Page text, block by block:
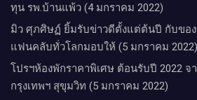
ทุน รพ.บ้านแพ้ว (4 มกราคม 2022)
มิว ศุภศิษฏ์ ยิ้มรับข่าวดีตั้งแต่ต้นปี กับขอ
แฟนคลับทั่วโลกมอบให้ (5 มกราคม 2022)
โปรฯห้องพักราคาพิเศษ ต้อนรับปี 2022 จ
กรุงเทพฯ สุขุมวิท (5 มกราคม 2022)